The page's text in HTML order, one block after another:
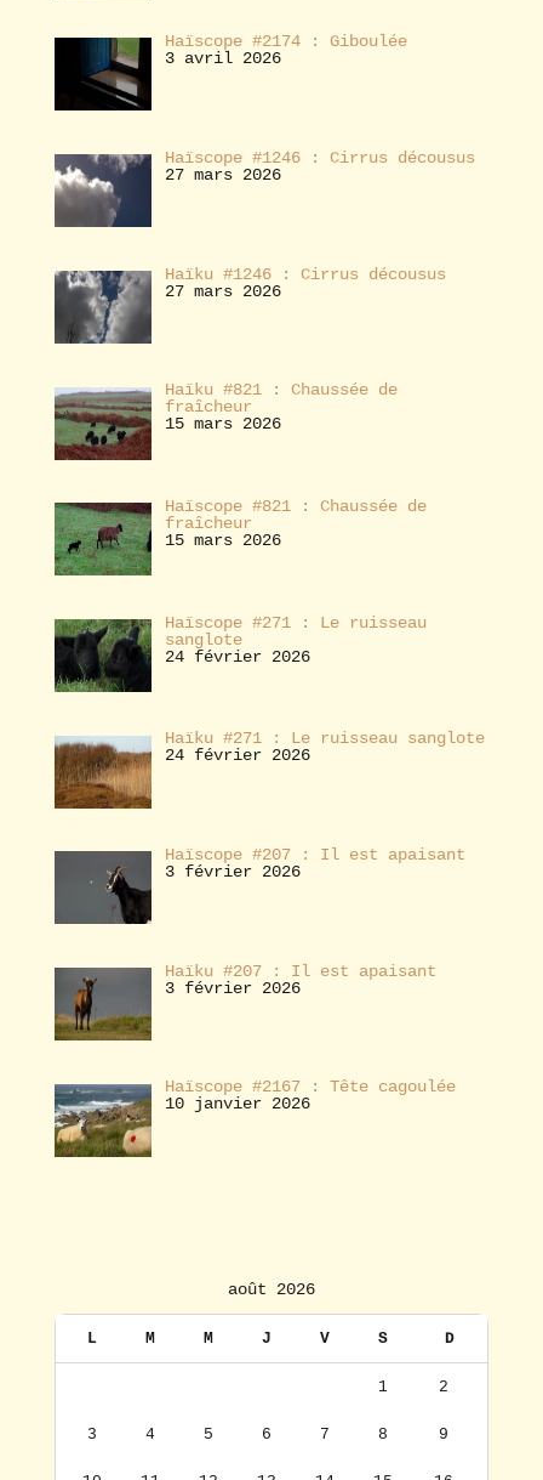
Haïscope #2174 : Giboulée
3 avril 2026
Haïscope #1246 : Cirrus décousus
27 mars 2026
Haïku #1246 : Cirrus décousus
27 mars 2026
Haïku #821 : Chaussée de
fraîcheur
15 mars 2026
Haïscope #821 : Chaussée de
fraîcheur
15 mars 2026
Haïscope #271 : Le ruisseau
sanglote
24 février 2026
Haïku #271 : Le ruisseau sanglote
24 février 2026
Haïscope #207 : Il est apaisant
3 février 2026
Haïku #207 : Il est apaisant
3 février 2026
Haïscope #2167 : Tête cagoulée
10 janvier 2026
août 2026
L M M J V S D
1 2
3 4 5 6 7 8 9